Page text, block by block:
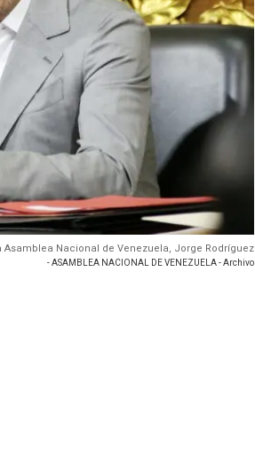
Asamblea Nacional de Venezuela, Jorge Rodríguez
- ASAMBLEA NACIONAL DE VENEZUELA - Archivo